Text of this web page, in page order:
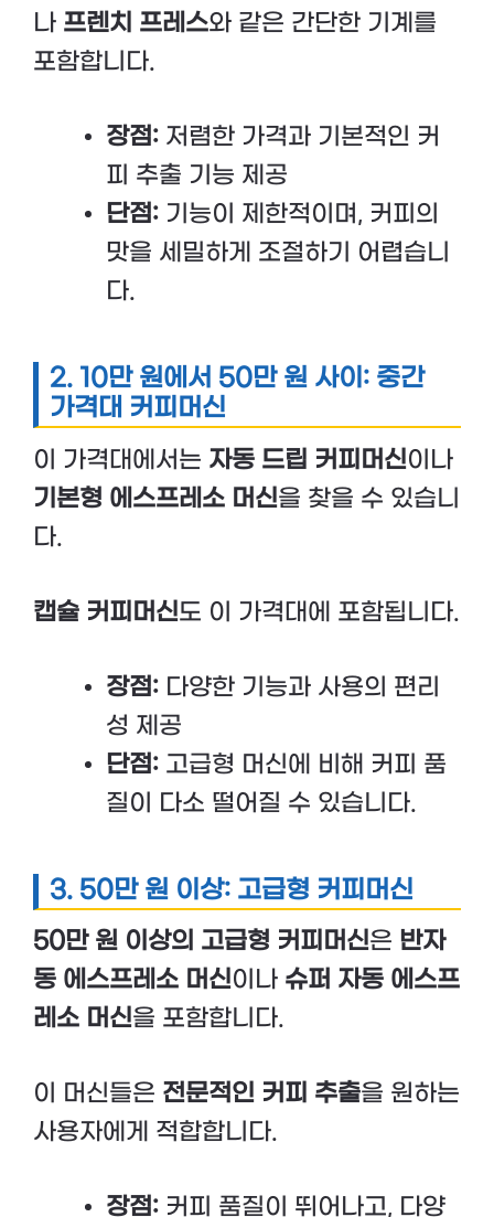
나 프렌치 프레스와 같은 간단한 기계를
포함합니다.
장점: 저렴한 가격과 기본적인 커
피 추출 기능 제공
단점: 기능이 제한적이며, 커피의
맛을 세밀하게 조절하기 어렵습니
다.
2. 10만 원에서 50만 원 사이: 중간
가격대 커피머신
이 가격대에서는 자동 드립 커피머신이나
기본형 에스프레소 머신을 찾을 수 있습니
다.
캡슐 커피머신도 이 가격대에 포함됩니다.
장점: 다양한 기능과 사용의 편리
성 제공
단점: 고급형 머신에 비해 커피 품
질이 다소 떨어질 수 있습니다.
3. 50만 원 이상: 고급형 커피머신
50만 원 이상의 고급형 커피머신은 반자
동 에스프레소 머신이나 슈퍼 자동 에스프
레소 머신을 포함합니다.
이 머신들은 전문적인 커피 추출을 원하는
사용자에게 적합합니다.
장점: 커피 품질이 뛰어나고, 다양